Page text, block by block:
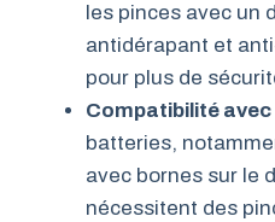
les pinces avec un
antidérapant et
pour plus de
Compatibilité avec
batteries,
avec bornes sur le
nécessitent des